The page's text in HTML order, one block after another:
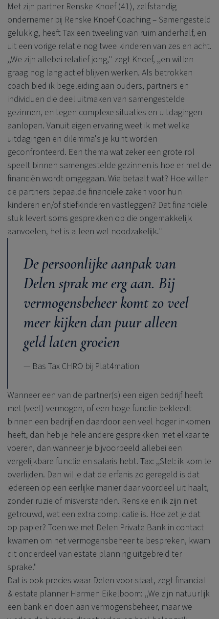
Met zijn partner Renske Knoef (41), zelfstandig
ondernemer bij Renske Knoef Coaching – Samengesteld
gelukkig, heeft Tax een tweeling van ruim anderhalf, en
uit een vorige relatie nog twee kinderen van zes en acht.
,,We zijn allebei relatief jong,'' zegt Knoef, ,,en willen
graag nog lang actief blijven werken. Als betrokken
coach bied ik begeleiding aan ouders, partners en
individuen die deel uitmaken van samengestelde
gezinnen, en tegen complexe situaties en uitdagingen
aanlopen. Vanuit eigen ervaring weet ik met welke
uitdagingen en dilemma's je kunt worden
geconfronteerd. Een thema wat zeker een grote rol
speelt binnen samengestelde gezinnen is hoe er met de
financiën wordt omgegaan. Wie betaalt wat? Hoe willen
de partners bepaalde financiële zaken voor hun
kinderen en/of stiefkinderen vastleggen? Dat financiële
stuk levert soms gesprekken op die ongemakkelijk
aanvoelen, het is alleen wel noodzakelijk.''
De persoonlijke aanpak van
Delen sprak me erg aan. Bij
vermogensbeheer komt zo veel
meer kijken dan puur alleen
geld laten groeien
— Bas Tax CHRO bij Plat4mation
Wanneer een van de partner(s) een eigen bedrijf heeft
met (veel) vermogen, of een hoge functie bekleedt
binnen een bedrijf en daardoor een veel hoger inkomen
heeft, dan heb je hele andere gesprekken met elkaar te
voeren, dan wanneer je bijvoorbeeld allebei een
vergelijkbare functie en salaris hebt. Tax: ,,Stel: ik kom te
overlijden. Dan wil je dat de erfenis zo geregeld is dat
iedereen op een eerlijke manier daar voordeel uit haalt,
zonder ruzie of misverstanden. Renske en ik zijn niet
getrouwd, wat een extra complicatie is. Hoe zet je dat
op papier? Toen we met Delen Private Bank in contact
kwamen om het vermogensbeheer te bespreken, kwam
dit onderdeel van estate planning uitgebreid ter
sprake."
Dat is ook precies waar Delen voor staat, zegt financial
& estate planner Harmen Eikelboom: ,,We zijn natuurlijk
een bank en doen aan vermogensbeheer, maar we